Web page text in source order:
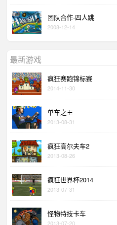
团队合作-四人跳
2008-12-14
最新游戏
疯狂赛跑锦标赛
2014-11-30
单车之王
2013-08-31
疯狂高尔夫车2
2013-08-26
疯狂世界杯2014
2013-07-31
怪物特技卡车
2013-07-20